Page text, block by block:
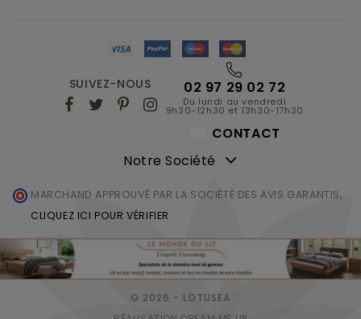
SUIVEZ-NOUS 02 97 29 02 72
Du lundi au vendredi
9h30-12h30 et 13h30-17h30
CONTACT
Notre Société
MARCHAND APPROUVÉ PAR LA SOCIÉTÉ DES AVIS GARANTIS,
CLIQUEZ ICI POUR VÉRIFIER.
© 2026 - LOTUSEA